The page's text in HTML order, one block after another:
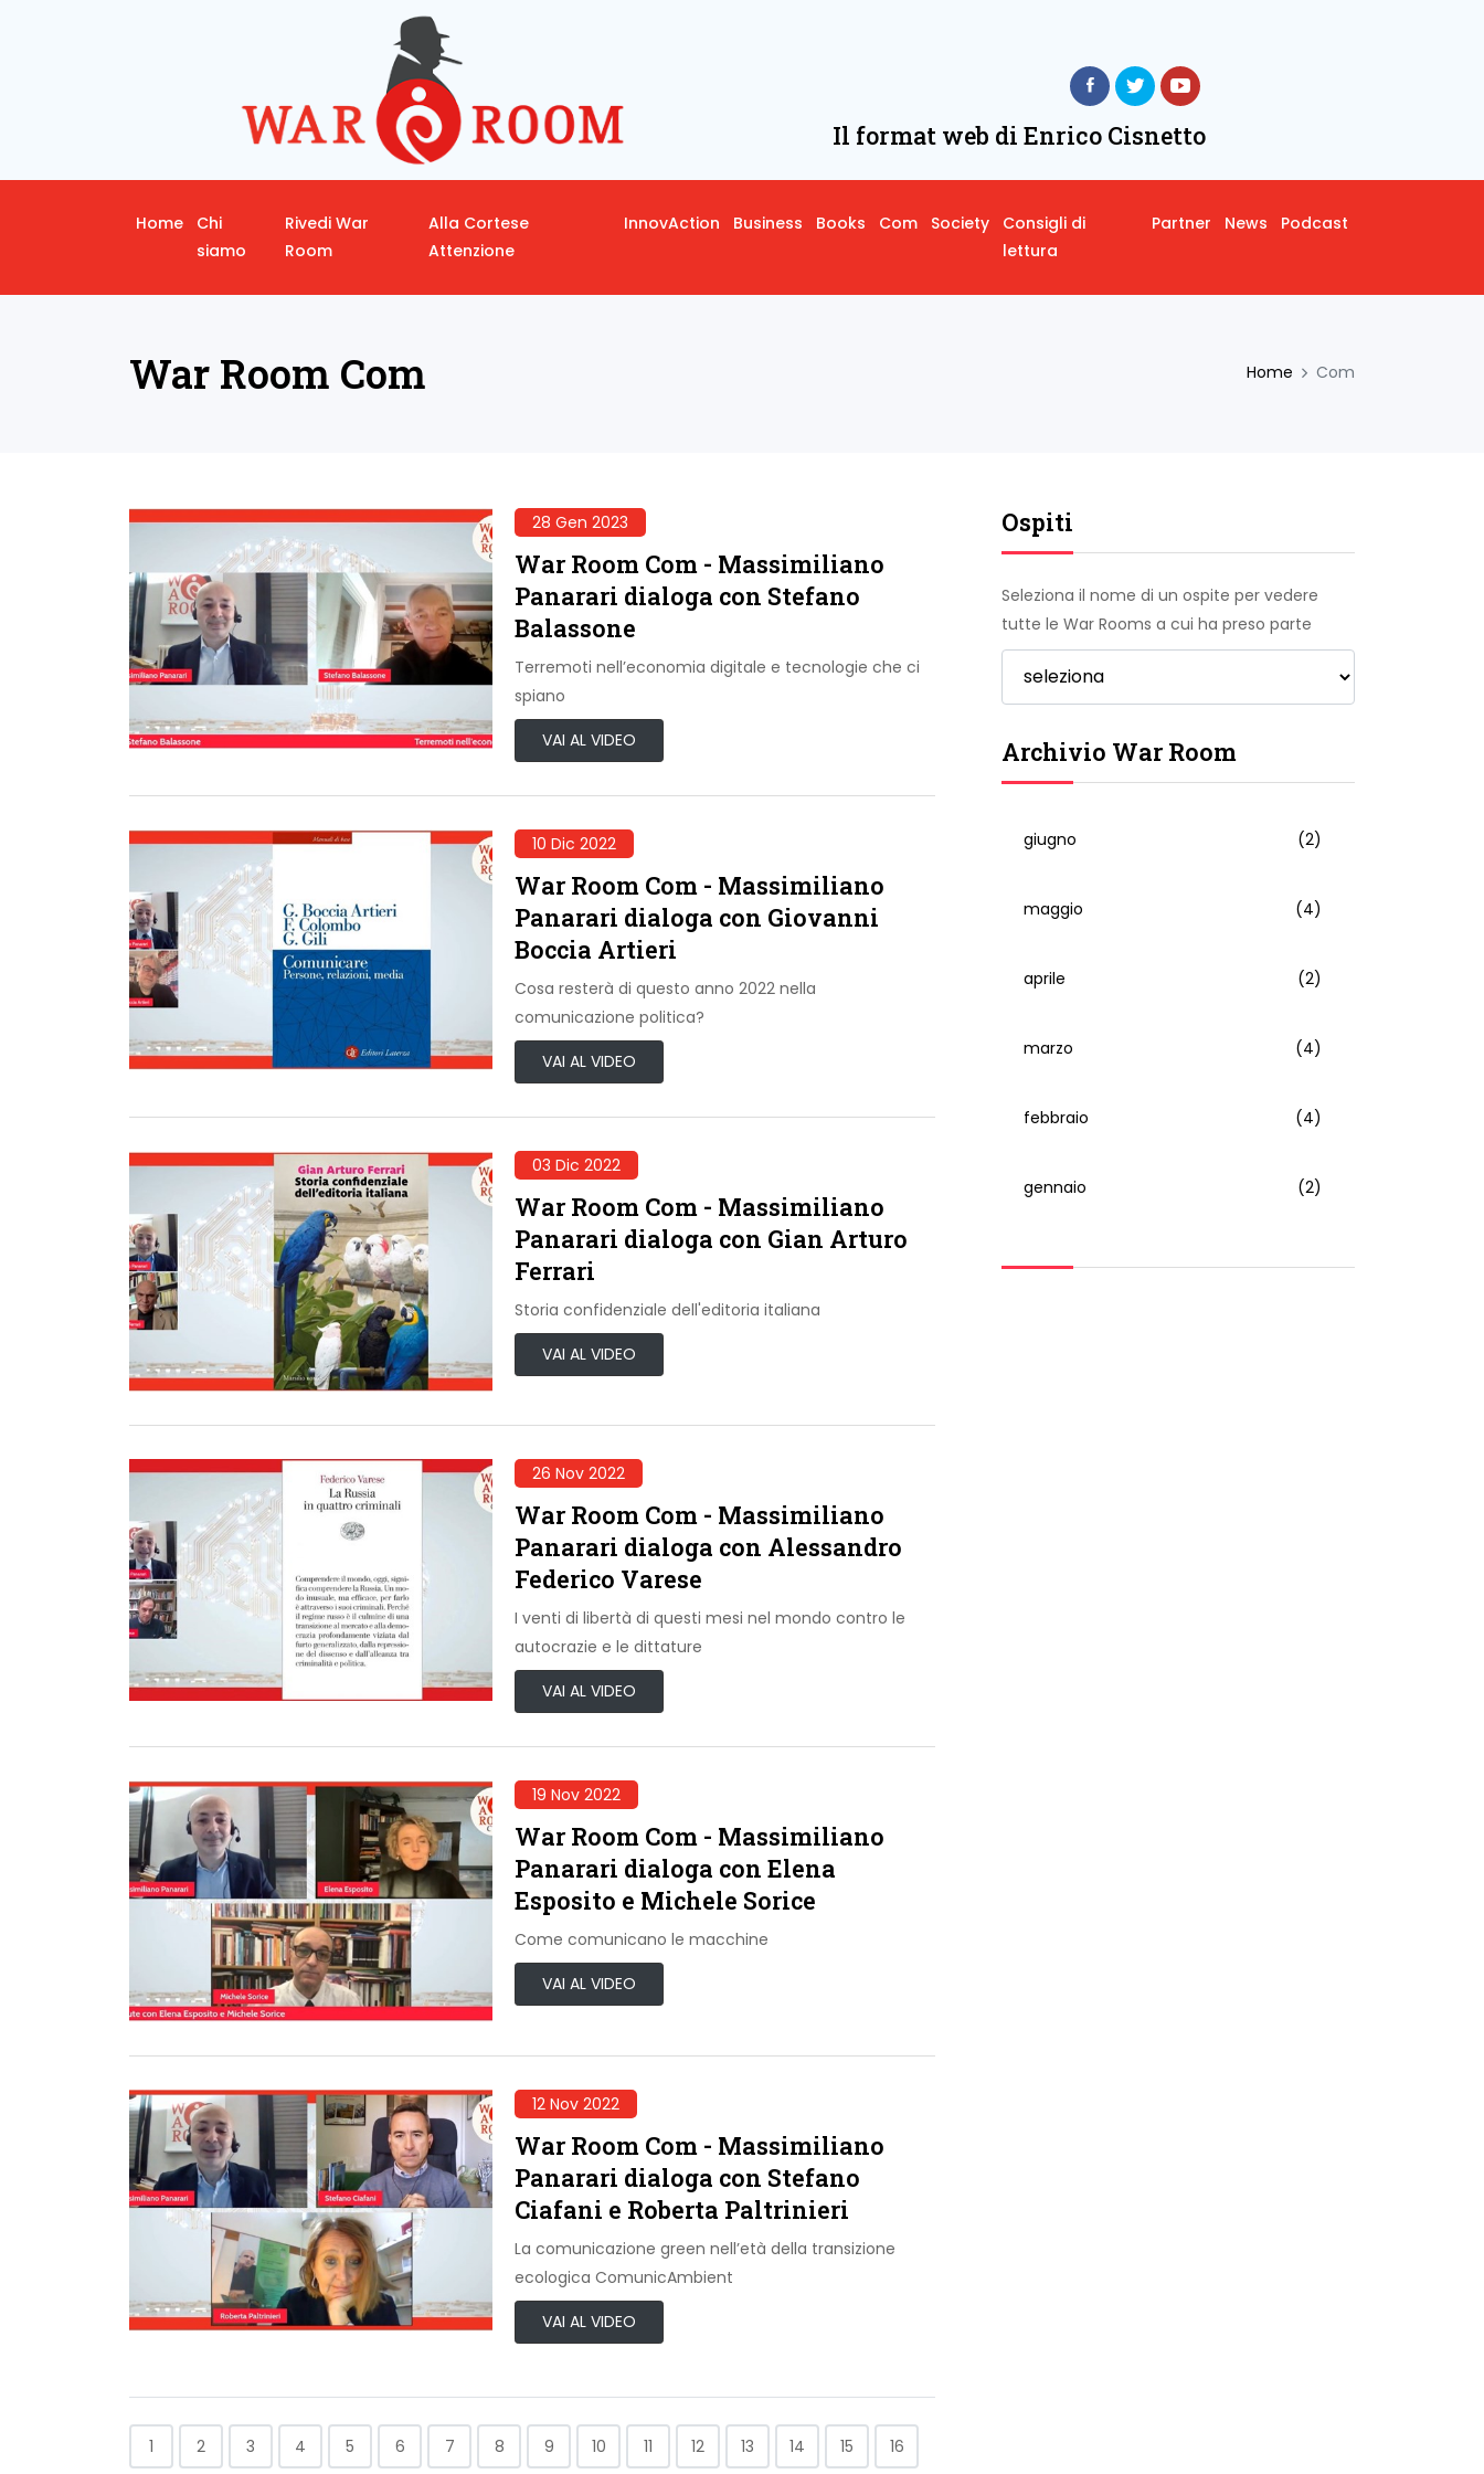
Il format web di Enrico Cisnetto
Home
Chi
siamo
Rivedi War
Room
Alla Cortese
Attenzione
InnovAction Business Books Com Society
Consigli di
lettura
Partner News Podcast
War Room Com Home Com
28 Gen 2023
War Room Com - Massimiliano
Panarari dialoga con Stefano
Balassone
Terremoti nell’economia digitale e tecnologie che ci
spiano
VAI AL VIDEO
10 Dic 2022
War Room Com - Massimiliano
Panarari dialoga con Giovanni
Boccia Artieri
Cosa resterà di questo anno 2022 nella
comunicazione politica?
VAI AL VIDEO
03 Dic 2022
War Room Com - Massimiliano
Panarari dialoga con Gian Arturo
Ferrari
Storia confidenziale dell'editoria italiana
VAI AL VIDEO
26 Nov 2022
War Room Com - Massimiliano
Panarari dialoga con Alessandro
Federico Varese
I venti di libertà di questi mesi nel mondo contro le
autocrazie e le dittature
VAI AL VIDEO
19 Nov 2022
War Room Com - Massimiliano
Panarari dialoga con Elena
Esposito e Michele Sorice
Come comunicano le macchine
VAI AL VIDEO
12 Nov 2022
War Room Com - Massimiliano
Panarari dialoga con Stefano
Ciafani e Roberta Paltrinieri
La comunicazione green nell’età della transizione
ecologica ComunicAmbient
VAI AL VIDEO
1 2 3 4 5 6 7 8 9 10 11 12 13 14 15 16
Ospiti
Seleziona il nome di un ospite per vedere
tutte le War Rooms a cui ha preso parte
Archivio War Room
giugno (2)
maggio (4)
aprile (2)
marzo (4)
febbraio (4)
gennaio (2)